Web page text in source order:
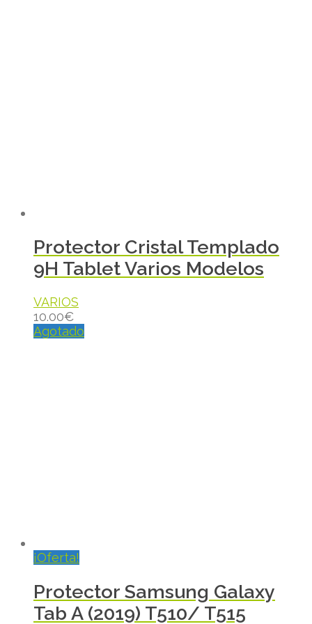
Protector Cristal Templado
9H Tablet Varios Modelos
VARIOS
10.00€
Agotado
¡Oferta!
Protector Samsung Galaxy
Tab A (2019) T510/ T515